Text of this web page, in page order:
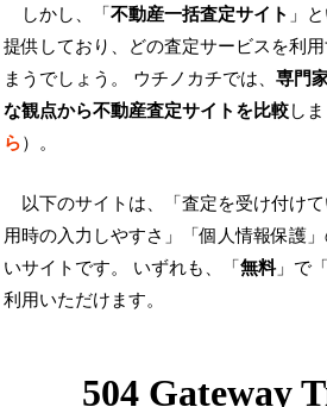
しかし、「不動産一括査定サイト 」
提供しており、どの査定サービスを利
まうでしょう。 ウチノカチでは、 専門
な観点から不動産査定サイトを比較し
ら）。
以下のサイトは、「査定を受け付け
用時の入力しやすさ」「個人情報保護
いサイトです。 いずれも、「無料」で「
利用いただけます。